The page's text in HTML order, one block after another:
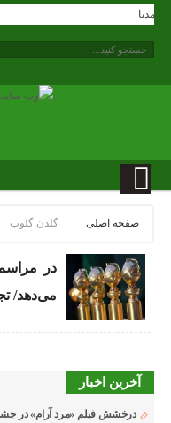
مدیا
صفحه اصلی گلدن گلوب
می‌دهد/
آخرین اخبار
درخشش فیلم «مرد آرام» در جشنواره